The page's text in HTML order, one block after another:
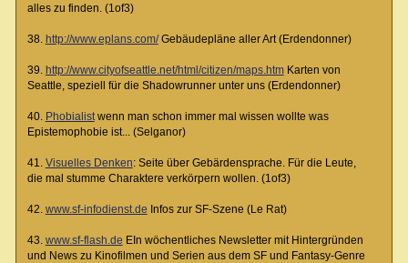
alles zu finden. (1of3)
38. http://www.eplans.com/Gebäudepläne aller Art (Erdendonner)
39. http://www.cityofseattle.net/html/citizen/maps.htmKarten von
Seattle, speziell für die Shadowrunner unter uns (Erdendonner)
40. Phobialistwenn man schon immer mal wissen wollte was
Epistemophobie ist... (Selganor)
41. Visuelles Denken: Seite über Gebärdensprache. Für die Leute,
die mal stumme Charaktere verkörpern wollen. (1of3)
42. www.sf-infodienst.de Infos zur SF-Szene (Le Rat)
43. www.sf-flash.de EIn wöchentliches Newsletter mit Hintergründen
und News zu Kinofilmen und Serien aus dem SF und Fantasy-Genre